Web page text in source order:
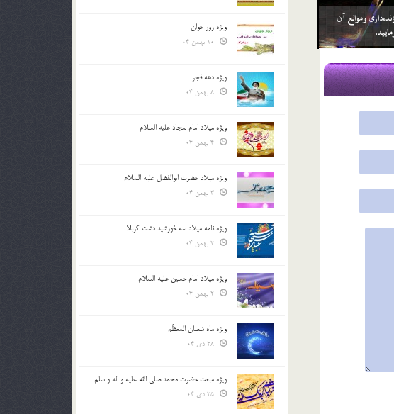
سلامي كه بعد از اتمام نماز به 3 امام داده مي‌شود منشأ
ویژه روز جوان
ویژه دهه فجر
ویژه میلاد امام سجاد علیه السلام
ویژه میلاد حضرت ابوالفضل علیه السلام
ویژه نامه میلاد سه خورشید دشت کربلا
ویژه میلاد امام حسین علیه السلام
ویژه ماه شعبان المعظّم
ویژه مبعث حضرت محمد صلی الله علیه و اله و سلم